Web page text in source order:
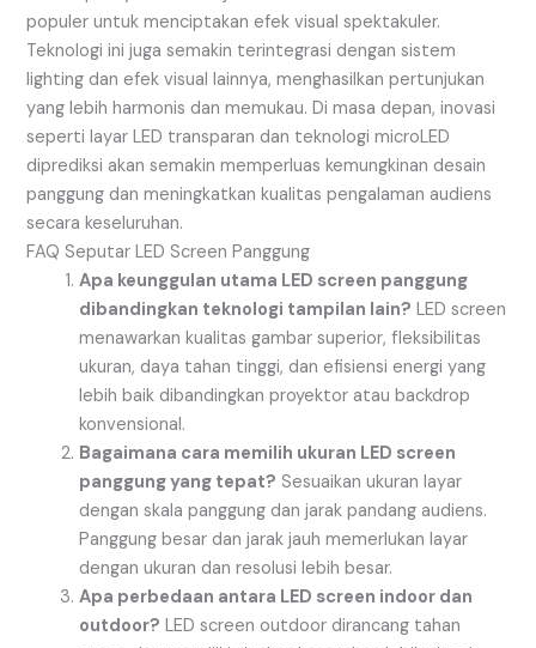
populer untuk menciptakan efek visual spektakuler.
Teknologi ini juga semakin terintegrasi dengan sistem
lighting dan efek visual lainnya, menghasilkan pertunjukan
yang lebih harmonis dan memukau. Di masa depan, inovasi
seperti layar LED transparan dan teknologi microLED
diprediksi akan semakin memperluas kemungkinan desain
panggung dan meningkatkan kualitas pengalaman audiens
secara keseluruhan.
FAQ Seputar LED Screen Panggung
Apa keunggulan utama LED screen panggung
dibandingkan teknologi tampilan lain? LED screen
menawarkan kualitas gambar superior, fleksibilitas
ukuran, daya tahan tinggi, dan efisiensi energi yang
lebih baik dibandingkan proyektor atau backdrop
konvensional.
Bagaimana cara memilih ukuran LED screen
panggung yang tepat? Sesuaikan ukuran layar
dengan skala panggung dan jarak pandang audiens.
Panggung besar dan jarak jauh memerlukan layar
dengan ukuran dan resolusi lebih besar.
Apa perbedaan antara LED screen indoor dan
outdoor? LED screen outdoor dirancang tahan